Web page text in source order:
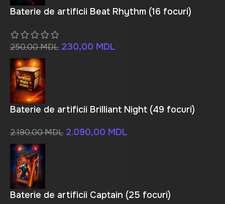
Baterie de artificii Beat Rhythm (16 focuri)
250,00MDL 230,00 MDL
Baterie de artificii Brilliant Night (49 focuri)
2.190,00MDL 2.090,00 MDL
Baterie de artificii Captain (25 focuri)